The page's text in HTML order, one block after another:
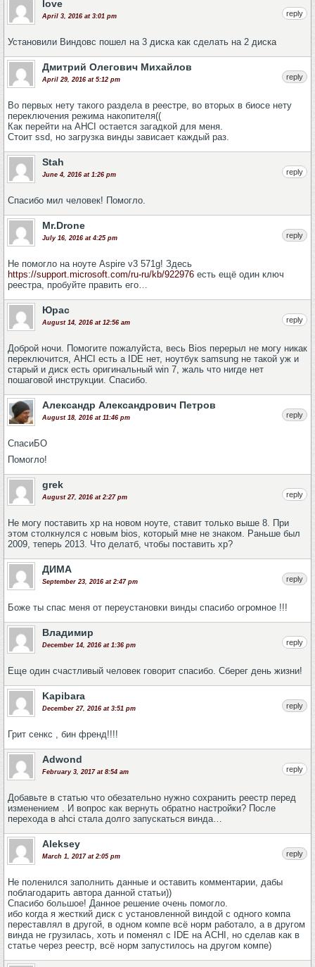
love
April 3, 2016 at 3:01 pm
Установили Виндовс пошел на 3 диска как сделать на 2 диска
reply
Дмитрий Олегович Михайлов
April 29, 2016 at 5:12 pm
Во первых нету такого раздела в реестре, во вторых в биосе нету
переключения режима накопителя((
Как перейти на AHCI остается загадкой для меня.
Стоит ssd, но загрузка винды зависает каждый раз.
reply
Stah
June 4, 2016 at 1:26 pm
Спасибо мил человек! Помогло.
reply
Mr.Drone
July 16, 2016 at 4:25 pm
Не помогло на ноуте Aspire v3 571g! Здесь
https://support.microsoft.com/ru-ru/kb/922976 есть ещё один ключ
реестра, пробуйте править его…
reply
Юрас
August 14, 2016 at 12:56 am
Доброй ночи. Помогите пожалуйста, весь Bios перерыл не могу никак
переключится, AHCI есть а IDE нет, ноутбук samsung не такой уж и
старый и диск есть оригинальный win 7, жаль что нигде нет
пошаговой инструкции. Спасибо.
reply
Александр Александрович Петров
August 18, 2016 at 11:46 pm
СпасиБО
Помогло!
reply
grek
August 27, 2016 at 2:27 pm
Не могу поставить хр на новом ноуте, ставит только выше 8. При
этом столкнулся с новым bios, который мне не знаком. Раньше был
2009, теперь 2013. Что делатб, чтобы поставить хр?
reply
ДИМА
September 23, 2016 at 2:47 pm
Боже ты спас меня от переyстановки винды спасибо огромное !!!
reply
Владимир
December 14, 2016 at 1:36 pm
Еще один счастливый человек говорит спасибо. Сберег день жизни!
reply
Kapibara
December 27, 2016 at 3:51 pm
Грит сенкс , бин френд!!!!
reply
Adwond
February 3, 2017 at 8:54 am
Добавьте в статью что обезательно нужно сохранить реестр перед
изменением . И вопрос как вернуть обратно настройки? После
перехода в ahci стала долго запускаться винда…
reply
Aleksey
March 1, 2017 at 2:05 pm
Не поленился заполнить данные и оставить комментарии, дабы
поблагодарить автора данной статьи))
Спасибо большое! Данное решение очень помогло.
ибо когда я жесткий диск с установленной виндой с одного компа
переставлял в другой, в одном компе всё норм работало, а в другом
винда не грузилась, хоть и поменял с IDE на ACHI, но сделав как в
статье через реестр, всё норм запустилось на другом компе)
reply